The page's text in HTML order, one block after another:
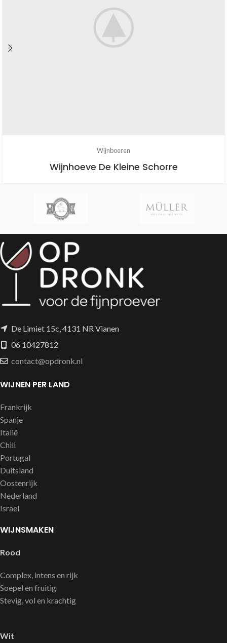
Wijnboeren
Wijnhoeve De Kleine Schorre
De Limiet 15c, 4131 NR Vianen
06 10427812
contact@opdronk.nl
WIJNEN PER LAND
Frankrijk
Spanje
Italië
Chili
Portugal
Duitsland
Oostenrijk
Nederland
Israel
WIJNSMAKEN
Rood
Complex, intens en rijk
Soepel en fruitig
Stevig, vol en krachtig
Wit